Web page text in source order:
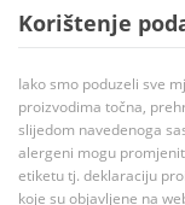
Korištenje
Iako smo poduzeli sve
proizvodima točna,
slijedom navedenoga
alergeni mogu
etiketu tj. deklaraciju
koje su objavljene na